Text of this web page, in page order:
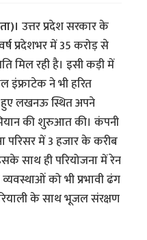
उत्तर प्रदेश सरकार के
प्रदेशभर में 35 करोड़ से
मिल रही है। इसी कड़ी में
इंफ्राटेक ने भी हरित
लखनऊ स्थित अपने
की शुरुआत की। कंपनी
परिसर में 3 हजार के करीब
साथ ही परियोजना में रेन
को भी प्रभावी ढंग
के साथ भूजल संरक्षण